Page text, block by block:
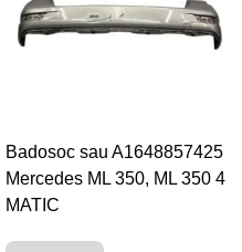
Badosoc sau A1648857425
Mercedes ML 350, ML 350 4
MATIC